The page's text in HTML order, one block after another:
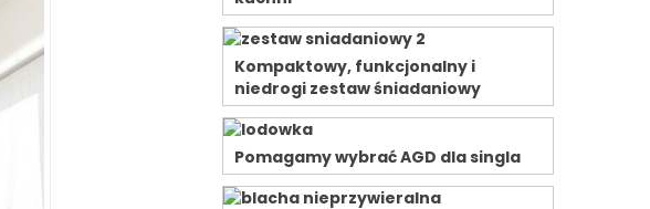
Kompaktowy, funkcjonalny i
niedrogi zestaw śniadaniowy
Pomagamy wybrać AGD dla singla